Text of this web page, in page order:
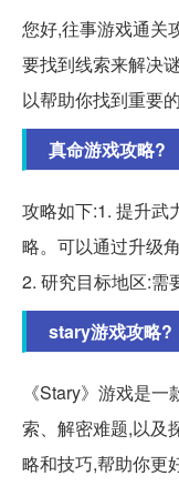
您好,往事游戏通关
要找到线索来解决
以帮助你找到重要
真命游戏攻略?
攻略如下:1. 提升武
略。可以通过升级
2. 研究目标地区:需
stary游戏攻略?
《Stary》游戏是
索、解密难题,以及
略和技巧,帮助你更